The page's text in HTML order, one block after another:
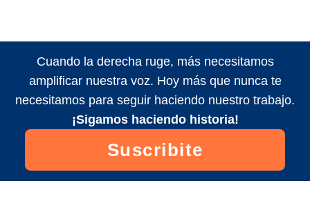
Cuando la derecha ruge, más necesitamos
amplificar nuestra voz. Hoy más que nunca te
necesitamos para seguir haciendo nuestro trabajo.
¡Sigamos haciendo historia!
Suscribite